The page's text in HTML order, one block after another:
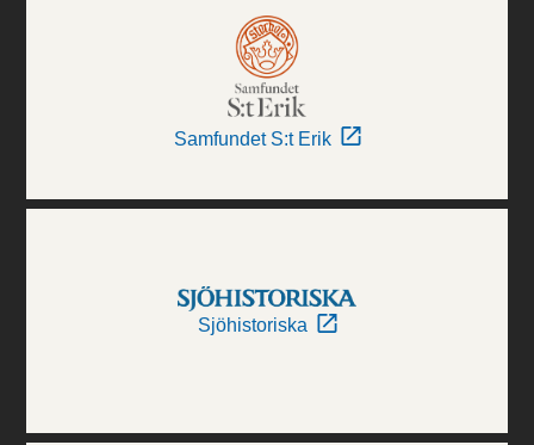
Samfundet S:t Erik
Sjöhistoriska